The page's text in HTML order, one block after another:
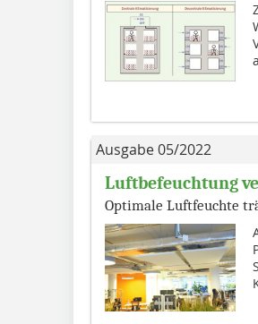
Ausgabe 05/2022
Luftbefeuchtung
Optimale Luftfeuchte